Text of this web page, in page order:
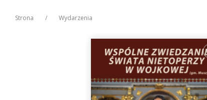
Strona Wydarzenia